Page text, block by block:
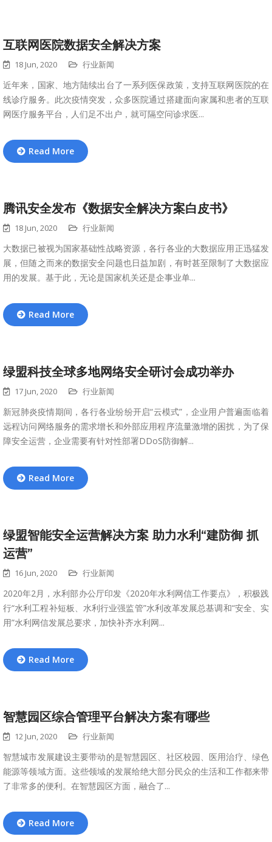
互联网医院数据安全解决方案
18 Jun, 2020 行业新闻
近年来，国家、地方陆续出台了一系列医保政策，支持互联网医院的在
线诊疗服务。此次疫情突发，众多医院通过搭建面向家属和患者的互联
网医疗服务平台，人们足不出户，就可隔空问诊求医...
Read More
腾讯安全发布《数据安全解决方案白皮书》
18 Jun, 2020 行业新闻
大数据已被视为国家基础性战略资源，各行各业的大数据应用正迅猛发
展，但随之而来的数据安全问题也日益加剧，有时甚至限制了大数据应
用的发展。基于此，无论是国家机关还是企事业单...
Read More
绿盟科技全球多地网络安全研讨会成功举办
17 Jun, 2020 行业新闻
新冠肺炎疫情期间，各行各业纷纷开启“云模式”，企业用户普遍面临着
远程访问网络服务的需求增长和外部应用程序流量激增的困扰，为了保
障安全运营，企业需要有针对性部署DDoS防御解...
Read More
绿盟智能安全运营解决方案 助力水利“建防御 抓
运营”
16 Jun, 2020 行业新闻
2020年2月，水利部办公厅印发《2020年水利网信工作要点》，积极践
行“水利工程补短板、水利行业强监管”水利改革发展总基调和“安全、实
用”水利网信发展总要求，加快补齐水利网...
Read More
智慧园区综合管理平台解决方案有哪些
12 Jun, 2020 行业新闻
智慧城市发展建设主要带动的是智慧园区、社区校园、医用治疗、绿色
能源等领域方面。这些领域的发展给绝大部分民众的生活和工作都来带
了非常多的便利。在智慧园区方面，融合了...
Read More